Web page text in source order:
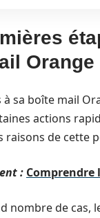
Orange
à sa boîte mail
actions
raisons de cette
: Comprendre
nombre de cas,